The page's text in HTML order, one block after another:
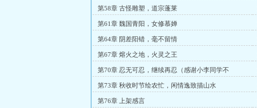
第58章 古怪雕塑，道宗蓬莱
第61章 魏国青阳，女修慕婵
第64章 阴差阳错，毫不留情
第67章 熔火之地，火灵之王
第70章 忍无可忍，继续再忍（感谢小李同学不
第73章 秋收时节绘农忙，闲情逸致描山水
第76章 上架感言